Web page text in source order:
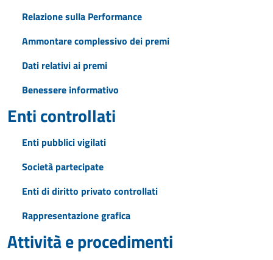
Relazione sulla Performance
Ammontare complessivo dei premi
Dati relativi ai premi
Benessere informativo
Enti controllati
Enti pubblici vigilati
Società partecipate
Enti di diritto privato controllati
Rappresentazione grafica
Attività e procedimenti